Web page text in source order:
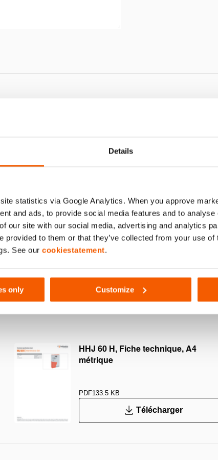
Details
statistics via Google Analytics. When you approve
and ads, to provide social media features and to
our site with our social media, advertising and analytics
provided to them or that they’ve collected from your use
See our cookiestatement.
only Customize
HHJ 60 H
HHJ 60 H, Fiche technique, A4
métrique
PDF133.5 KB
Télécharger